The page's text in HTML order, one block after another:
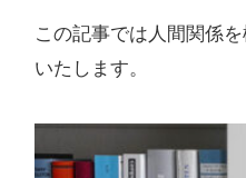
この記事では人間関係
いたします。